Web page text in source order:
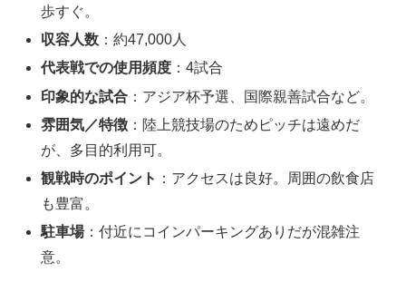
歩すぐ。
収容人数 ：約47,000人
代表戦での使用頻度 ：4試合
印象的な試合 ：アジア杯予選、国際親善試合など。
雰囲気／特徴 ：陸上競技場のためピッチは遠めだ
が、多目的利用可。
観戦時のポイント ：アクセスは良好。周囲の飲食店
も豊富。
駐車場：付近にコインパーキングありだが混雑注
意。